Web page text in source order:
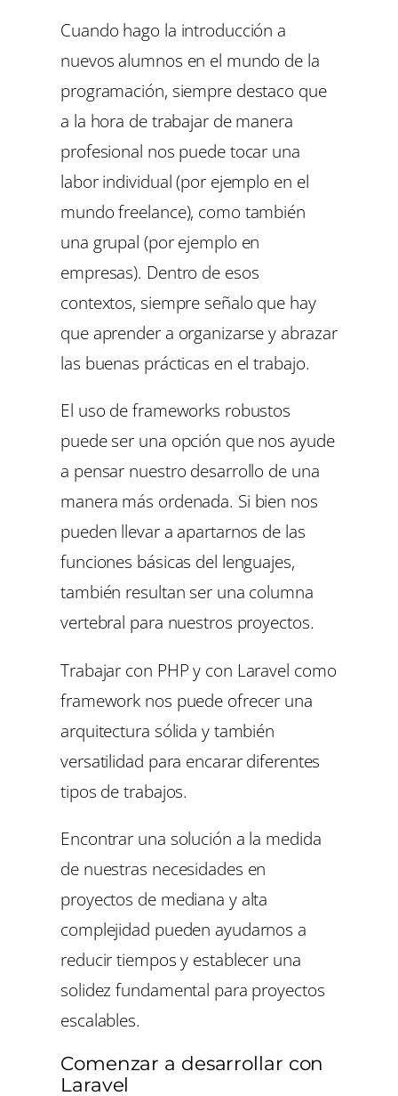
Cuando hago la introducción a
nuevos alumnos en el mundo de la
programación, siempre destaco que
a la hora de trabajar de manera
profesional nos puede tocar una
labor individual (por ejemplo en el
mundo freelance), como también
una grupal (por ejemplo en
empresas). Dentro de esos
contextos, siempre señalo que hay
que aprender a organizarse y abrazar
las buenas prácticas en el trabajo.
El uso de frameworks robustos
puede ser una opción que nos ayude
a pensar nuestro desarrollo de una
manera más ordenada. Si bien nos
pueden llevar a apartarnos de las
funciones básicas del lenguajes,
también resultan ser una columna
vertebral para nuestros proyectos.
Trabajar con PHP y con Laravel como
framework nos puede ofrecer una
arquitectura sólida y también
versatilidad para encarar diferentes
tipos de trabajos.
Encontrar una solución a la medida
de nuestras necesidades en
proyectos de mediana y alta
complejidad pueden ayudarnos a
reducir tiempos y establecer una
solidez fundamental para proyectos
escalables.
Comenzar a desarrollar con
Laravel